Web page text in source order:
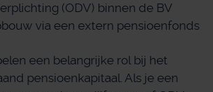
(ODV) binnen de BV
via een extern pensioenfonds
een belangrijke rol bij het
pensioenkapitaal. Als je een